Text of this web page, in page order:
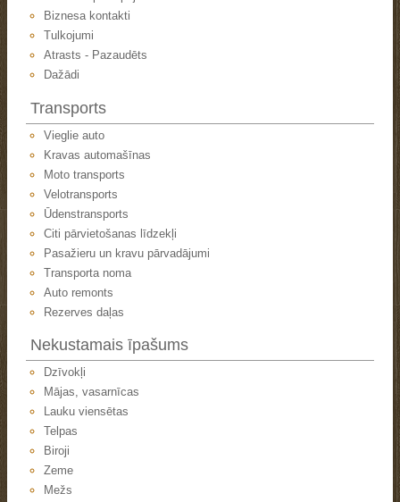
Biznesa kontakti
Tulkojumi
Atrasts - Pazaudēts
Dažādi
Transports
Vieglie auto
Kravas automašīnas
Moto transports
Velotransports
Ūdenstransports
Citi pārvietošanas līdzekļi
Pasažieru un kravu pārvadājumi
Transporta noma
Auto remonts
Rezerves daļas
Nekustamais īpašums
Dzīvokļi
Mājas, vasarnīcas
Lauku viensētas
Telpas
Biroji
Zeme
Mežs